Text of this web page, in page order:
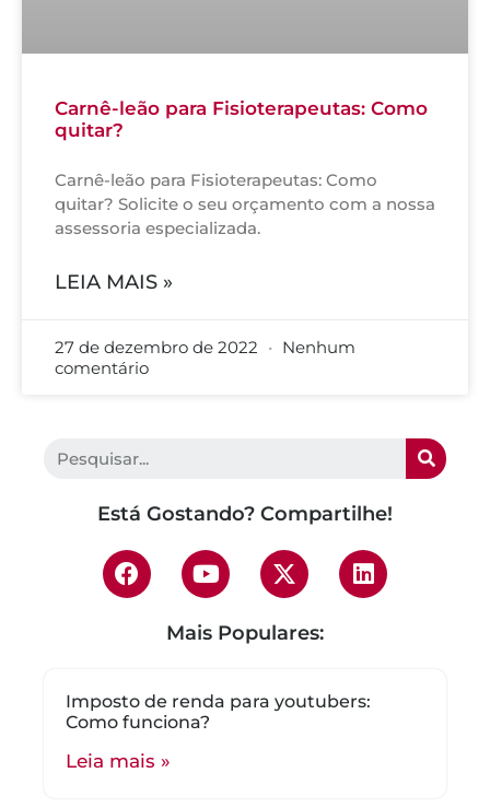
Carnê-leão para Fisioterapeutas: Como
quitar?
Carnê-leão para Fisioterapeutas: Como
quitar? Solicite o seu orçamento com a nossa
assessoria especializada.
LEIA MAIS »
27 de dezembro de 2022
Nenhum
comentário
Está Gostando? Compartilhe!
Mais Populares:
Imposto de renda para youtubers:
Como funciona?
Leia mais »